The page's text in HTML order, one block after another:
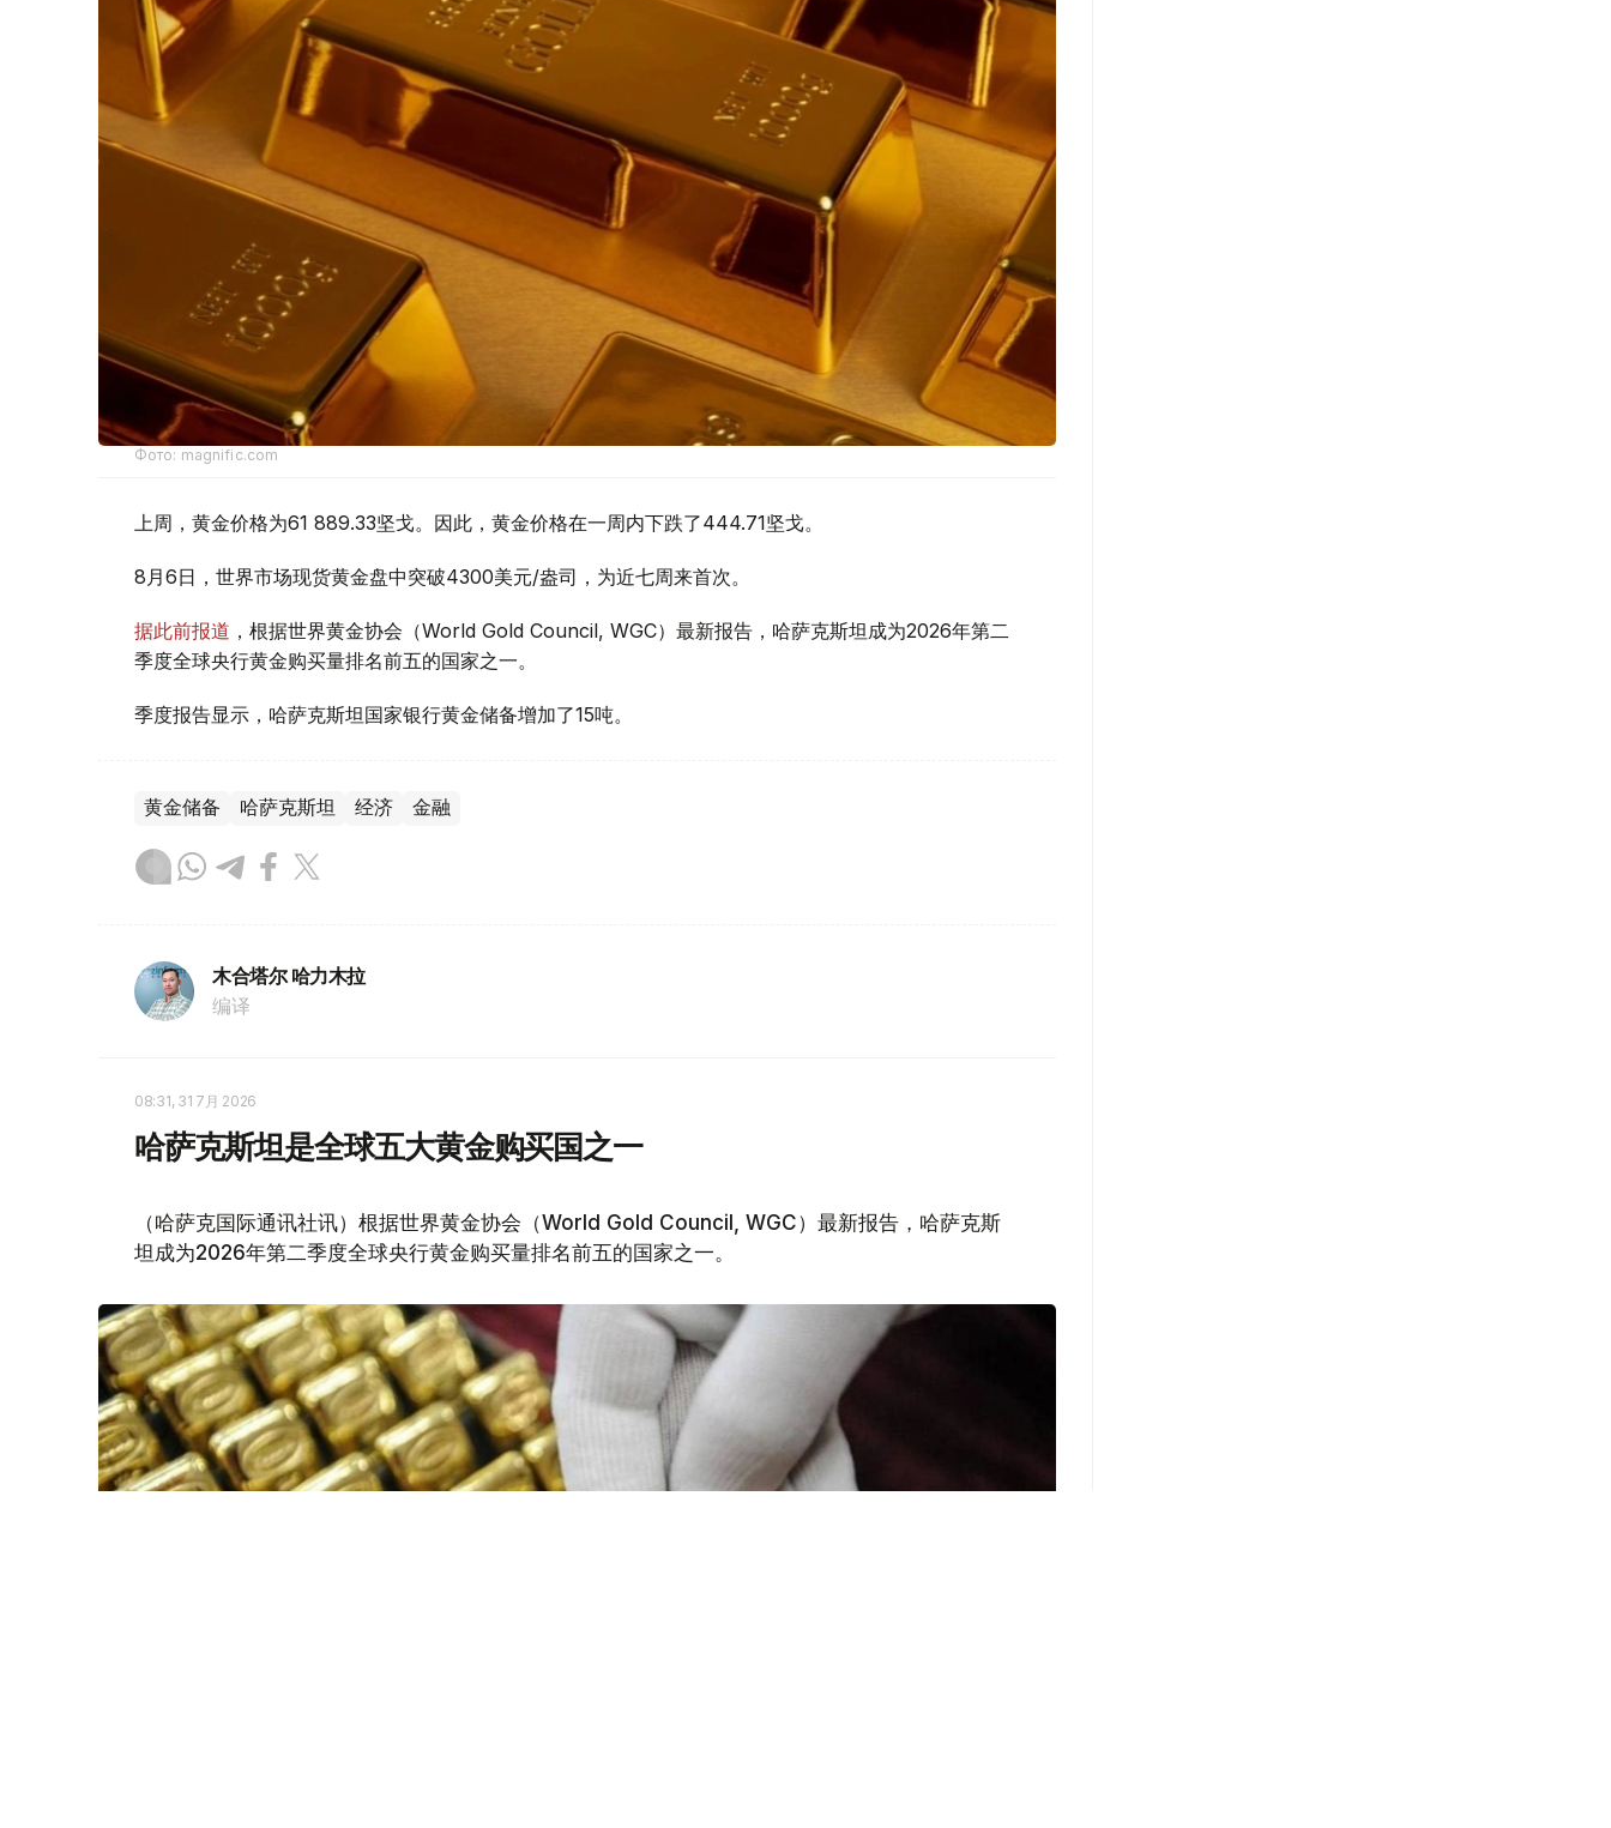
Фото: magnific.com
上周，黄金价格为61 889.33坚戈。因此，黄金价格在一周内下跌了444.71坚戈。
8月6日，世界市场现货黄金盘中突破4300美元/盎司，为近七周来首次。
据此前报道 ，根据世界黄金协会（World Gold Council, WGC）最新报告，哈萨克斯坦成为2026年第二
季度全球央行黄金购买量排名前五的国家之一。
季度报告显示，哈萨克斯坦国家银行黄金储备增加了15吨。
黄金储备 哈萨克斯坦 经济 金融
木合塔尔 哈力木拉
编译
08:31, 31 7月 2026
哈萨克斯坦是全球五大黄金购买国之一
（哈萨克国际通讯社讯）根据世界黄金协会（World Gold Council, WGC）最新报告，哈萨克斯
坦成为2026年第二季度全球央行黄金购买量排名前五的国家之一。